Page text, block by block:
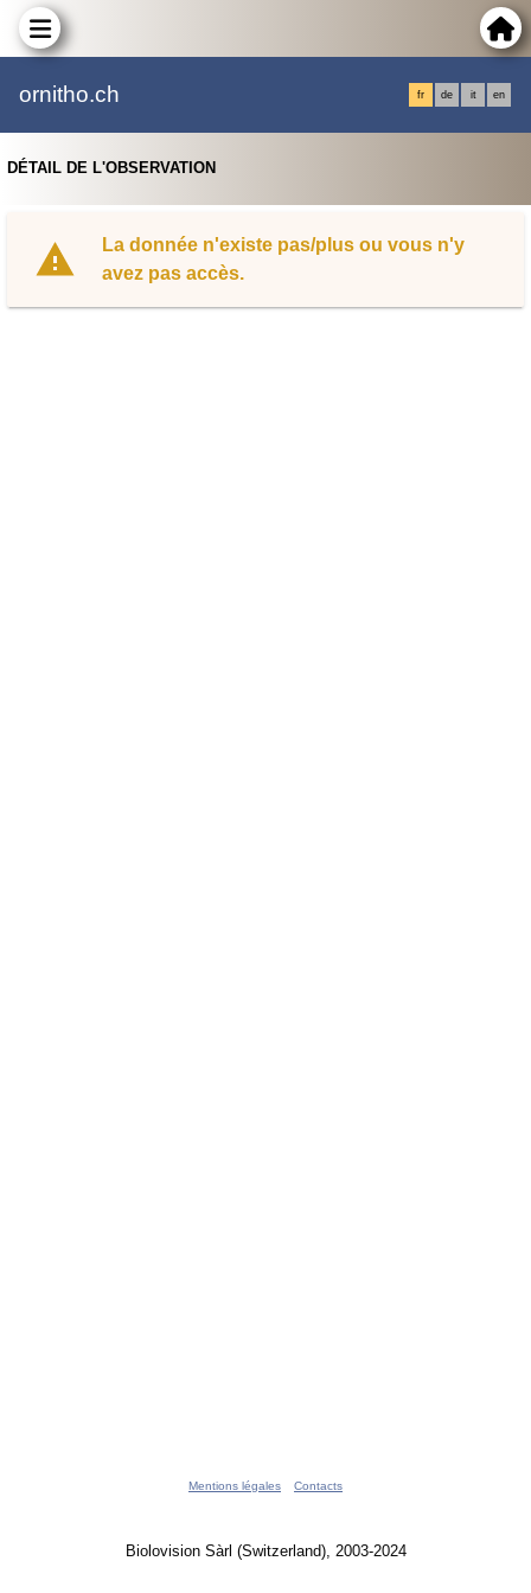
ornitho.ch fr de it en
DÉTAIL DE L'OBSERVATION
La donnée n'existe pas/plus ou vous n'y
avez pas accès.
Mentions légales Contacts
Biolovision Sàrl (Switzerland), 2003-2024